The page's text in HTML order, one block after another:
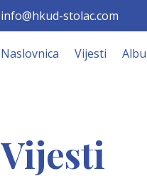
info@hkud-stolac.com
Naslovnica Vijesti
Vijesti